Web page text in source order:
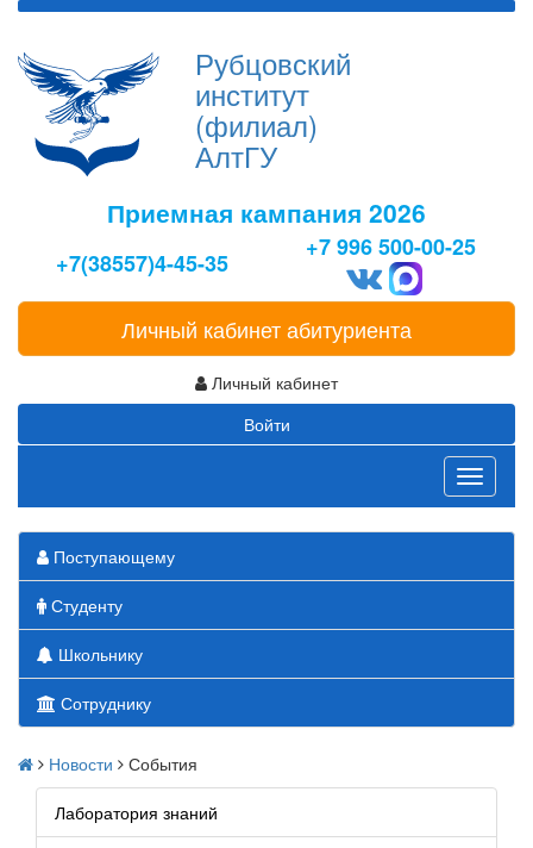
Рубцовский
институт
(филиал)
АлтГУ
Приемная кампания 2026
+7(38557)4-45-35
+7 996 500-00-25
Личный кабинет абитуриента
Личный кабинет
Войти
Toggle
Поступающему
Студенту
Школьнику
Сотруднику
Новости События
Лаборатория знаний